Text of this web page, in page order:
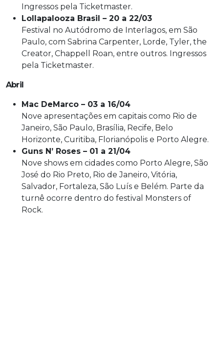
Ingressos pela Ticketmaster.
Lollapalooza Brasil – 20 a 22/03
Festival no Autódromo de Interlagos, em São
Paulo, com Sabrina Carpenter, Lorde, Tyler, the
Creator, Chappell Roan, entre outros. Ingressos
pela Ticketmaster.
Abril
Mac DeMarco – 03 a 16/04
Nove apresentações em capitais como Rio de
Janeiro, São Paulo, Brasília, Recife, Belo
Horizonte, Curitiba, Florianópolis e Porto Alegre.
Guns N’ Roses – 01 a 21/04
Nove shows em cidades como Porto Alegre, São
José do Rio Preto, Rio de Janeiro, Vitória,
Salvador, Fortaleza, São Luís e Belém. Parte da
turnê ocorre dentro do festival Monsters of
Rock.